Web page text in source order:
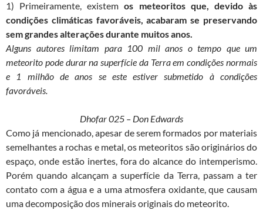
1) Primeiramente, existemos meteoritos que, devido às
condições climáticas favoráveis, acabaram se preservando
sem grandes alterações durante muitos anos.
Alguns autores limitam para 100 mil anos o tempo que um
meteorito pode durar na superfície da Terra em condições normais
e 1 milhão de anos se este estiver submetido à condições
favoráveis.
Dhofar 025 – Don Edwards
Como já mencionado, apesar de serem formados por materiais
semelhantes a rochas e metal, os meteoritos são originários do
espaço, onde estão inertes, fora do alcance do intemperismo.
Porém quando alcançam a superfície da Terra, passam a ter
contato com a água e a uma atmosfera oxidante, que causam
uma decomposição dos minerais originais do meteorito.